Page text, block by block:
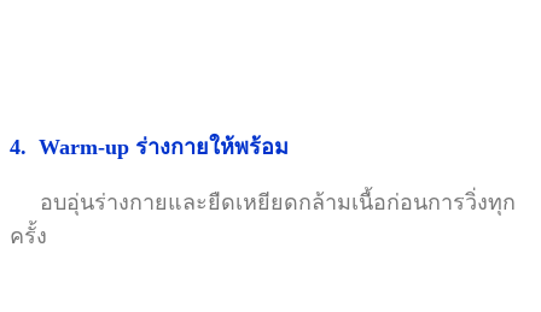
4. Warm-up ร่างกายให้พร้อม
อบอุ่นร่างกายและยืดเหยียดกล้ามเนื้อก่อนการวิ่งทุก
ครั้ง